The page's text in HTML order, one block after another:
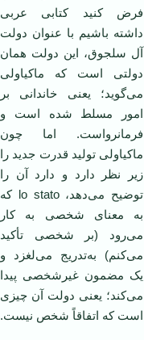
فرض کنید کتابی عربی
داشته باشیم با عنوان دولت
آل سلجوق، این دولت همان
دولتی است که ماکیاولی
می‌گوید؛ یعنی خاندانی بر
امور مسلط شده است و
فرمانرواست. اما چون
ماکیاولی تولید قدرت جدید را
زیر نظر دارد و دارد آن را
توضیح می‌دهد، lo stato که
به معنای شخصی به کار
می‌رود (بر شخصی تأکید
می‌کنم) به‌تدریج می‌لغزد و
یک مضمون غیرشخصی پیدا
می‌کند؛ یعنی دولت آن چیزی
است که اتفاقاً شخص نیست.